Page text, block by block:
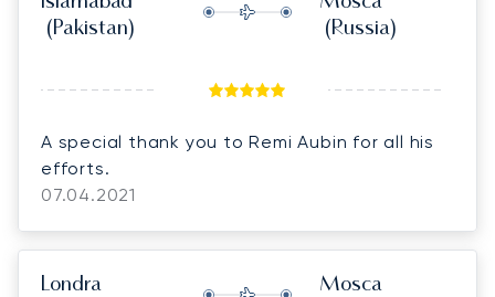
(Pakistan)
(Russia)
A special thank you to Remi Aubin for all his
efforts.
07.04.2021
Londra
Mosca